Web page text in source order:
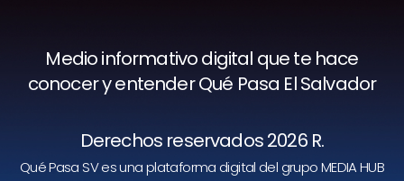
Medio informativo digital que te hace
conocer y entender Qué Pasa El Salvador
Derechos reservados 2026 R.
Qué Pasa SV es una plataforma digital del grupo MEDIA HUB